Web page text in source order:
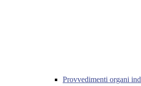
Provvedimenti organi